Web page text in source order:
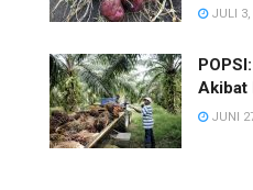
JULI 3,
Akibat
JUNI